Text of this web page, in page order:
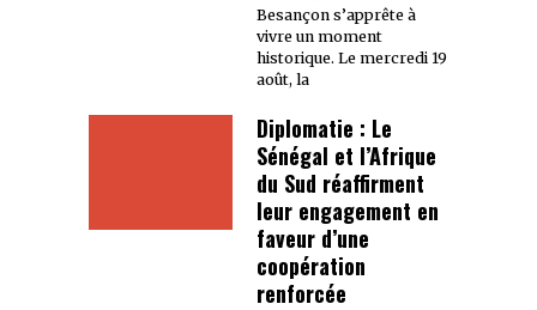
Besançon s’apprête à
vivre un moment
historique. Le mercredi 19
août, la
Diplomatie : Le
Sénégal et l’Afrique
du Sud réaffirment
leur engagement en
faveur d’une
coopération
renforcée